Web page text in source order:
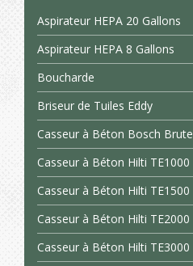
Aspirateur HEPA 20 Gallons
Aspirateur HEPA 8 Gallons
Boucharde
Briseur de Tuiles Eddy
Casseur à Béton Bosch Brute
Casseur à Béton Hilti TE1000
Casseur à Béton Hilti TE1500
Casseur à Béton Hilti TE2000
Casseur à Béton Hilti TE3000